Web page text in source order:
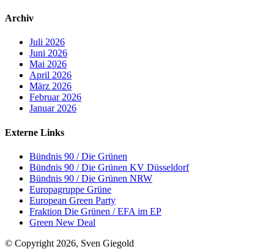
Archiv
Juli 2026
Juni 2026
Mai 2026
April 2026
März 2026
Februar 2026
Januar 2026
Externe Links
Bündnis 90 / Die Grünen
Bündnis 90 / Die Grünen KV Düsseldorf
Bündnis 90 / Die Grünen NRW
Europagruppe Grüne
European Green Party
Fraktion Die Grünen / EFA im EP
Green New Deal
© Copyright 2026, Sven Giegold